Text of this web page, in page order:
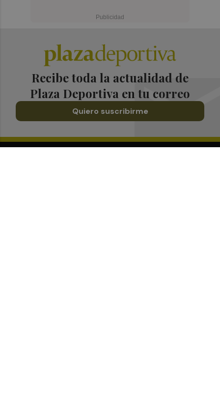
Recibe toda la actualidad de
Plaza Deportiva en tu correo
Quiero suscribirme